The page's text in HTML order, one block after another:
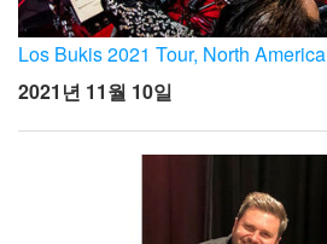
Los Bukis 2021 Tour, North America
2021년 11월 10일